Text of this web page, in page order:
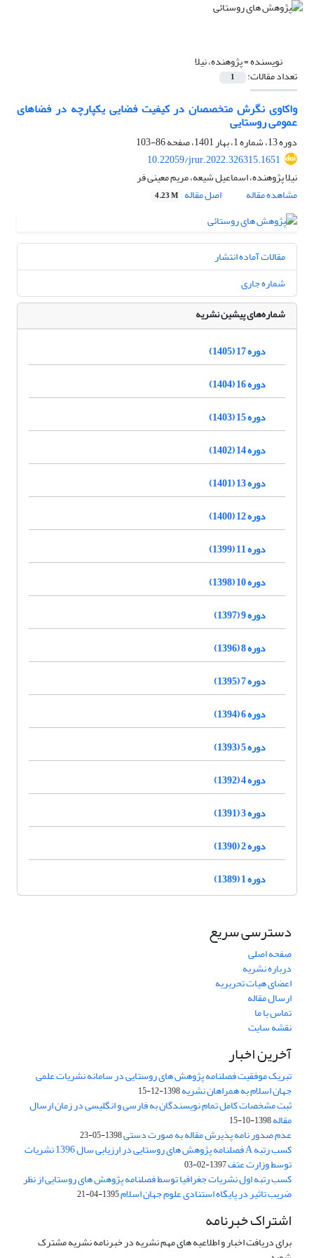
نویسنده =پژوهنده، نیلا
تعداد مقالات: 1
واکاوی نگرش متخصصان د‌ر کیفیت فضایی یکپارچه د‌ر فضاهای
عمومی روستایی
دوره 13، شماره 1، بهار 1401، صفحه
86-103
10.22059/jrur.2022.326315.1651
نیلا پژوهنده، اسماعیل شیعه، مریم معینی فر
مشاهده مقاله
اصل مقاله 4.23 M
مقالات آماده انتشار
شماره جاری
شماره‌های پیشین نشریه
دوره 17 (1405)
دوره 16 (1404)
دوره 15 (1403)
دوره 14 (1402)
دوره 13 (1401)
دوره 12 (1400)
دوره 11 (1399)
دوره 10 (1398)
دوره 9 (1397)
دوره 8 (1396)
دوره 7 (1395)
دوره 6 (1394)
دوره 5 (1393)
دوره 4 (1392)
دوره 3 (1391)
دوره 2 (1390)
دوره 1 (1389)
دسترسی سریع
صفحه اصلی
درباره نشریه
اعضای هیات تحریریه
ارسال مقاله
تماس با ما
نقشه سایت
آخرین اخبار
تبریک موفقیت فصلنامه پژوهش های روستایی در سامانه نشریات علمی
جهان اسلام به همراهان نشریه1398-12-15
ثبت مشخصات کامل تمام نویسندگان به فارسی و انگلیسی در زمان ارسال
مقاله1398-10-15
عدم صدور نامه پذیرش مقاله به صورت دستی1398-05-23
کسب رتبه A فصلنامه پژوهش های روستایی در ارزیابی سال 1396 نشریات
توسط وزارت عتف1397-02-03
کسب رتبه اول نشریات جغرافیا توسط فصلنامه پژوهش های روستایی از نظر
ضریب تاثیر در پایگاه استنادی علوم جهان اسلام1395-04-21
اشتراک خبرنامه
برای دریافت اخبار و اطلاعیه های مهم نشریه در خبرنامه نشریه مشترک